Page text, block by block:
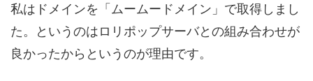
私はドメインを「ムームードメイン」で取得しまし
た。というのはロリポップサーバとの組み合わせが
良かったからというのが理由です。